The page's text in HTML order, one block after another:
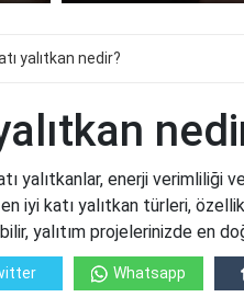
yalıtkan nedir?
yalıtkanlar, enerji verimliliği
iyi katı yalıtkan türleri,
yalıtım projelerinizde en
Whatsapp